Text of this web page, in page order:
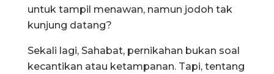
untuk tampil menawan, namun jodoh tak
kunjung datang?
Sekali lagi, Sahabat, pernikahan bukan soal
kecantikan atau ketampanan. Tapi, tentang